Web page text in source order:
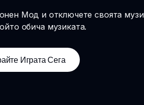
Мод и отключете своята
обича музиката.
Играта Сега